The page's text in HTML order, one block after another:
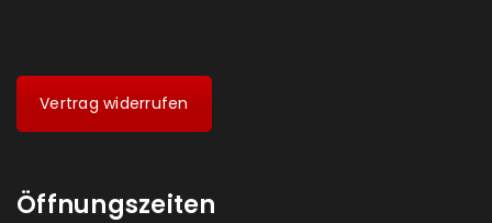
Vertrag widerrufen
Öffnungszeiten